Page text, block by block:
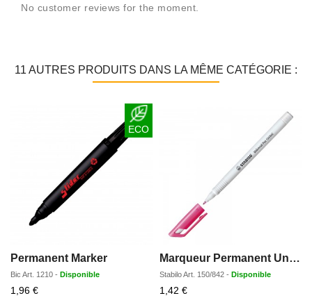
No customer reviews for the moment.
11 AUTRES PRODUITS DANS LA MÊME CATÉGORIE :
ECO
Permanent Marker
Bic Art. 1210 - Disponible
1,96 €Prix
Marqueur Permanent Universal-Pen
StabiloArt. 150/842 - Disponible
1,42 €Prix